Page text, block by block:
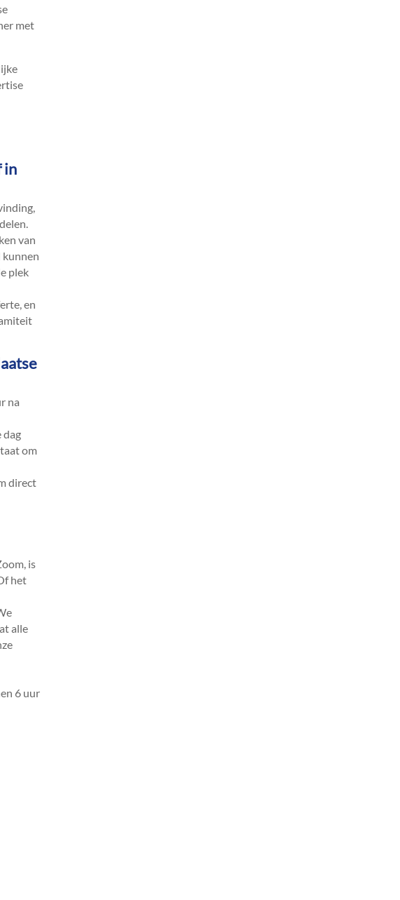
met
in
van
kunnen
plek
en
na
dag
om
direct
is
het
alle
6 uur